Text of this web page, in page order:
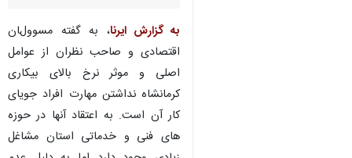
به گزارش ایرنا، به گفته مسوولان
اقتصادی و صاحب نظران از عوامل
اصلی و موثر نرخ بالای بیکاری
کرمانشاه نداشتن مهارت افراد جویای
کار آن است. به اعتقاد آنها در حوزه
های فنی و خدماتی استان مشاغل